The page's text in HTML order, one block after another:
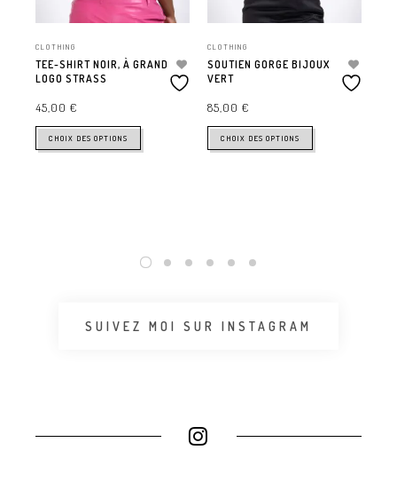
CLOTHING
TEE-SHIRT NOIR, À GRAND
LOGO STRASS
45,00 €
CHOIX DES OPTIONS
CLOTHING
SOUTIEN GORGE BIJOUX
VERT
85,00 €
CHOIX DES OPTIONS
SUIVEZ MOI SUR INSTAGRAM